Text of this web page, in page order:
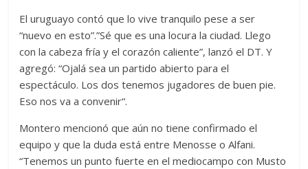
El uruguayo contó que lo vive tranquilo pese a ser
“nuevo en esto”.”Sé que es una locura la ciudad. Llego
con la cabeza fría y el corazón caliente”, lanzó el DT. Y
agregó: “Ojalá sea un partido abierto para el
espectáculo. Los dos tenemos jugadores de buen pie.
Eso nos va a convenir“.
Montero mencionó que aún no tiene confirmado el
equipo y que la duda está entre Menosse o Alfani.
“Tenemos un punto fuerte en el mediocampo con Musto